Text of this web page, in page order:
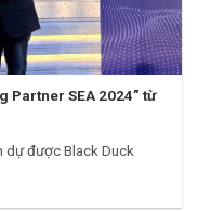
Partner SEA 2024” từ
dự được Black Duck